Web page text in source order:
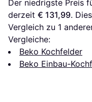
Der niedrigste Preis
derzeit € 131,99.
Vergleich zu 1
Vergleiche:
Beko Kochfelder
Beko Einbau-